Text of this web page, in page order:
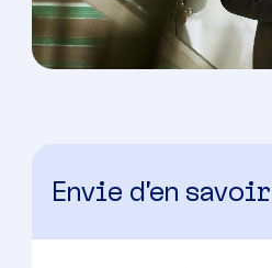
Envie d’en